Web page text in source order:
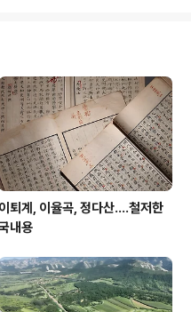
물과 그들
어 특유의
행정부 부통
mike는 마
시대라 한
이퇴계, 이율곡, 정다산....철저한
내용